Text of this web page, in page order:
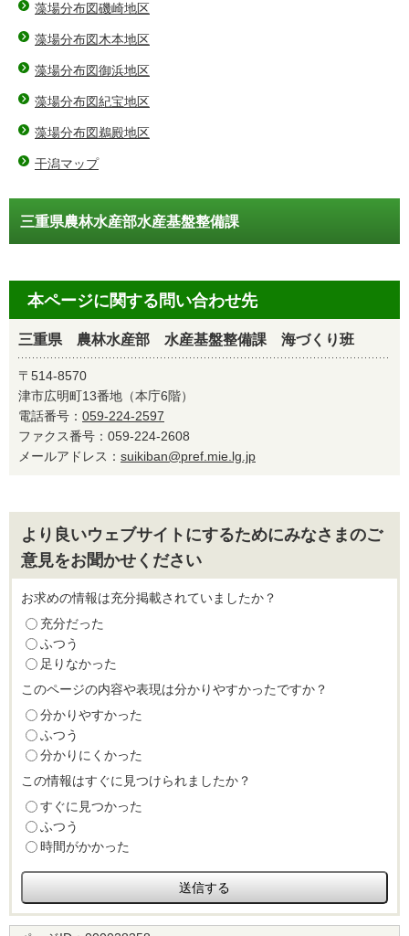
藻場分布図磯崎地区
藻場分布図木本地区
藻場分布図御浜地区
藻場分布図紀宝地区
藻場分布図鵜殿地区
干潟マップ
三重県農林水産部水産基盤整備課
本ページに関する問い合わせ先
三重県 農林水産部 水産基盤整備課 海づくり班
〒514-8570
津市広明町13番地（本庁6階）
電話番号： 059-224-2597
ファクス番号：059-224-2608
メールアドレス： suikiban@pref.mie.lg.jp
より良いウェブサイトにするためにみなさまのご
意見をお聞かせください
お求めの情報は充分掲載されていましたか？
充分だった
ふつう
足りなかった
このページの内容や表現は分かりやすかったですか？
分かりやすかった
ふつう
分かりにくかった
この情報はすぐに見つけられましたか？
すぐに見つかった
ふつう
時間がかかった